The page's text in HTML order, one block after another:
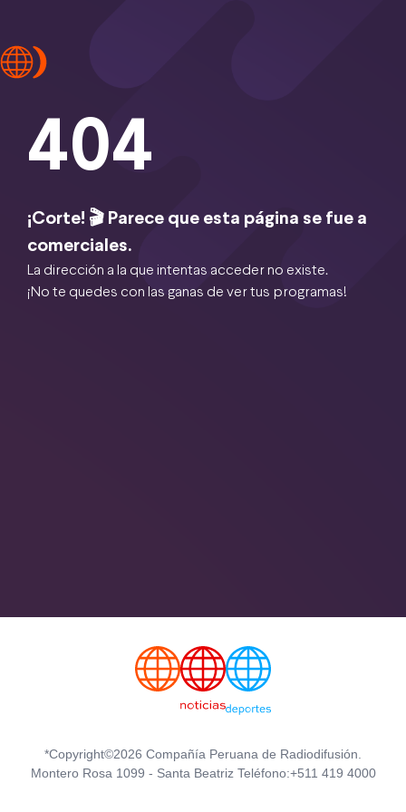
404
¡Corte! 🎬 Parece que esta página se fue a
comerciales.
La dirección a la que intentas acceder no existe.
¡No te quedes con las ganas de ver tus programas!
*Copyright©2026 Compañía Peruana de Radiodifusión.
Montero Rosa 1099 - Santa Beatriz Teléfono:+511 419 4000